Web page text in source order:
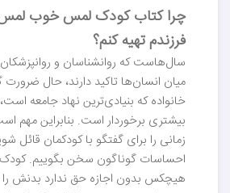
چرا کتاب کودک لمس خوب لمس
فرزندم تهیه کنم؟
سال‌هاست که روانشناسان و
میان انسان‌ها تاکید دارند، حال
خانواده که بنیادی‌ترین نهاد جامعه
بیشتری برخوردار است. بنابراین مهم
زمانی را برای گفتگو با کودکمان قائل
احساسات گوناگون سخن بگوییم. کودک
هیچکس بدون اجازه حق ندارد بدنش